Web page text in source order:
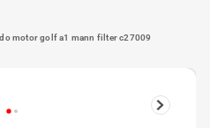
motor golf a1 mann filter c27009